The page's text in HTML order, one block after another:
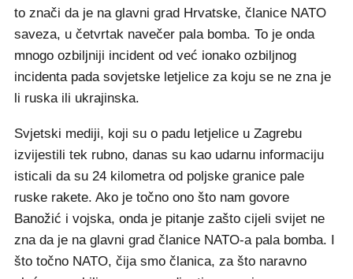
to znači da je na glavni grad Hrvatske, članice NATO
saveza, u četvrtak navečer pala bomba. To je onda
mnogo ozbiljniji incident od već ionako ozbiljnog
incidenta pada sovjetske letjelice za koju se ne zna je
li ruska ili ukrajinska.
Svjetski mediji, koji su o padu letjelice u Zagrebu
izvijestili tek rubno, danas su kao udarnu informaciju
isticali da su 24 kilometra od poljske granice pale
ruske rakete. Ako je točno ono što nam govore
Banožić i vojska, onda je pitanje zašto cijeli svijet ne
zna da je na glavni grad članice NATO-a pala bomba. I
što točno NATO, čija smo članica, za što naravno